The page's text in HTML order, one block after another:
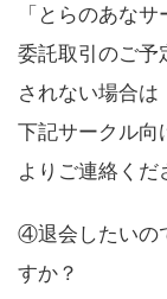
「とらのあな
委託取引のご予
されない場合は
下記サークル向
よりご連絡くだ
④退会したいの
すか？